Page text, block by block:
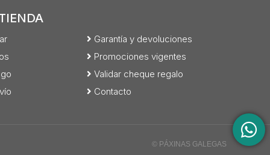
Garantía y devoluciones
Promociones vigentes
Validar cheque regalo
Contacto
© PÁXINAS GALEGAS